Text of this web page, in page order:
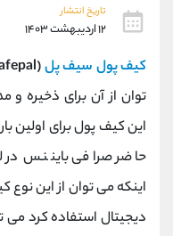
تاریخ انتشار
۱۲ اردیبهشت ۱۴۰۳
کیف پول سیف پل(safepal)
توان از آن برای ذخیره و
حاضر صرافی بایننس در
اینکه می توان از این نوع
دیجیتال استفاده کرد می
اطلاعات تماس (دفتر فروش)
تلفن
بدون پیش شماره
اینستاگرام
کانال تلگرام